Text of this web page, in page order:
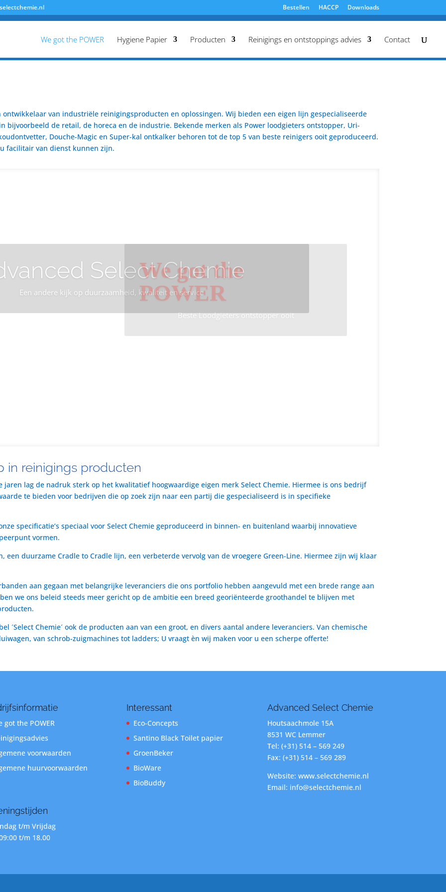
Bestellen HACCP Downloads
We got the POWER Hygiene Papier Producten Reinigings en ontstoppings advies Contact
ontwikkelaar van industriële reinigingsproducten en oplossingen. Wij bieden een eigen lijn gespecialiseerde
bijvoorbeeld de retail, de horeca en de industrie. Bekende merken als Power loodgieters ontstopper, Uri-
Douche-Magic en Super-kal ontkalker behoren tot de top 5 van beste reinigers ooit geproduceerd.
facilitair van dienst kunnen zijn.
Select Chemie
Een andere kijk op duurzaamheid, kwaliteit en service
We got the
POWER
Beste Loodgieters ontstopper ooit
in reinigings producten
jaren lag de nadruk sterk op het kwalitatief hoogwaardige eigen merk Select Chemie. Hiermee is ons bedrijf
te bieden voor bedrijven die op zoek zijn naar een partij die gespecialiseerd is in specifieke
specificatie’s speciaal voor Select Chemie geproduceerd in binnen- en buitenland waarbij innovatieve
vormen.
een duurzame Cradle to Cradle lijn, een verbeterde vervolg van de vroegere Green-Line. Hiermee zijn wij klaar
aan gegaan met belangrijke leveranciers die ons portfolio hebben aangevuld met een brede range aan
we ons beleid steeds meer gericht op de ambitie een breed georiënteerde groothandel te blijven met
´Select Chemie´ ook de producten aan van een groot, en divers aantal andere leveranciers. Van chemische
van schrob-zuigmachines tot ladders; U vraagt èn wij maken voor u een scherpe offerte!
got the POWER
voorwaarden
huurvoorwaarden
t/m Vrijdag
t/m 18.00
Interessant
Eco-Concepts
Santino Black Toilet papier
GroenBeker
BioWare
BioBuddy
Advanced Select Chemie
Houtsaachmole 15A
8531 WC Lemmer
Tel: (+31) 514 – 569 249
Fax: (+31) 514 – 569 289
Website: www.selectchemie.nl
Email: info@selectchemie.nl